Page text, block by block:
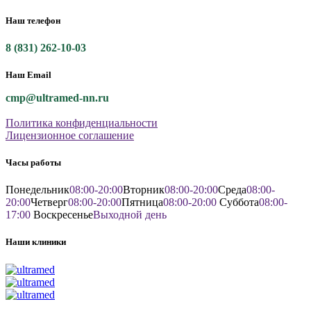
Наш телефон
8 (831) 262-10-03
Наш Email
cmp@ultramed-nn.ru
Политика конфиденциальности
Лицензионное соглашение
Часы работы
Понедельник08:00-20:00Вторник08:00-20:00Среда08:00-
20:00Четверг08:00-20:00Пятница08:00-20:00 Суббота08:00-
17:00 ВоскресеньеВыходной день
Наши клиники